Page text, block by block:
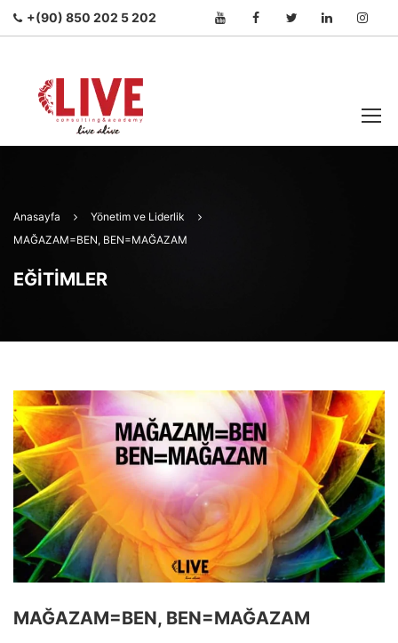
+(90) 850 202 5 202
Anasayfa
Yönetim ve Liderlik
MAĞAZAM=BEN, BEN=MAĞAZAM
EĞITIMLER
MAĞAZAM=BEN, BEN=MAĞAZAM